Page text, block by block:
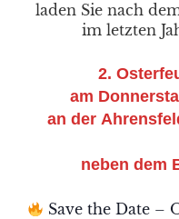
laden Sie nach
im letzten
2.
am
an der
neben dem
Save the Date –